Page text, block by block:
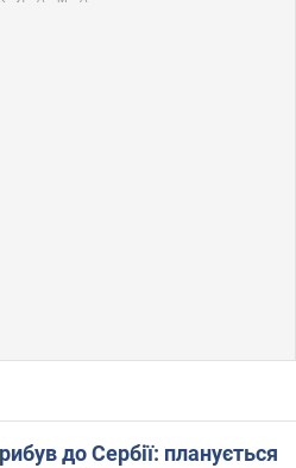
до Сербії: планується